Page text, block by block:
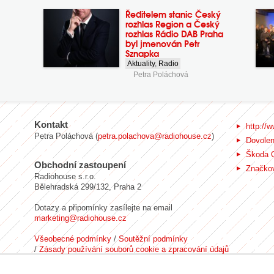
Ředitelem stanic Český
rozhlas Region a Český
rozhlas Rádio DAB Praha
byl jmenován Petr
Sznapka
Aktuality, Radio
Petra Poláchová
Kontakt
Petra Poláchová (petra.polachova@radiohouse.cz)
Obchodní zastoupení
Radiohouse s.r.o.
Bělehradská 299/132, Praha 2
Dotazy a připomínky zasílejte na email
marketing@radiohouse.cz
Všeobecné podmínky/Soutěžní podmínky
/Zásady používání souborů cookie a zpracování údajů
http://
Škoda